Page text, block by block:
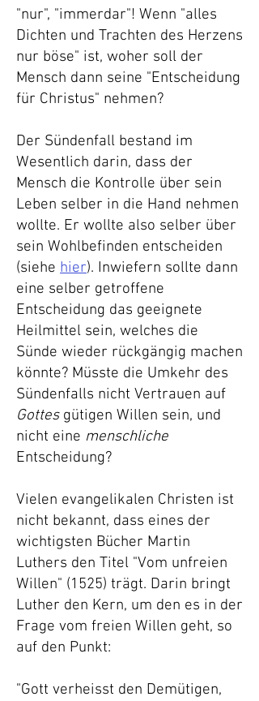
"nur", "immerdar"! Wenn "alles
Dichten und Trachten des Herzens
nur böse" ist, woher soll der
Mensch dann seine "Entscheidung
für Christus" nehmen?
Der Sündenfall bestand im
Wesentlich darin, dass der
Mensch die Kontrolle über sein
Leben selber in die Hand nehmen
wollte. Er wollte also selber über
sein Wohlbefinden entscheiden
(siehe hier). Inwiefern sollte dann
eine selber getroffene
Entscheidung das geeignete
Heilmittel sein, welches die
Sünde wieder rückgängig machen
könnte? Müsste die Umkehr des
Sündenfalls nicht Vertrauen auf
Gottesgütigen Willen sein, und
nicht eine menschliche
Entscheidung?
Vielen evangelikalen Christen ist
nicht bekannt, dass eines der
wichtigsten Bücher Martin
Luthers den Titel "Vom unfreien
Willen" (1525) trägt. Darin bringt
Luther den Kern, um den es in der
Frage vom freien Willen geht, so
auf den Punkt:
"Gott verheisst den Demütigen,